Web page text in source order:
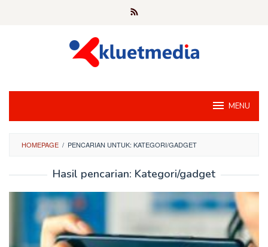
MENU
HOMEPAGE / PENCARIAN UNTUK: KATEGORI/GADGET
Hasil pencarian: Kategori/gadget